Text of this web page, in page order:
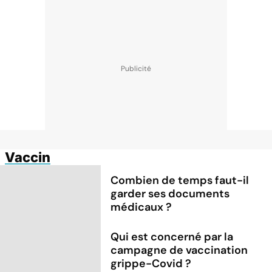
Vaccin
Combien de temps faut-il
garder ses documents
médicaux ?
Qui est concerné par la
campagne de vaccination
grippe-Covid ?